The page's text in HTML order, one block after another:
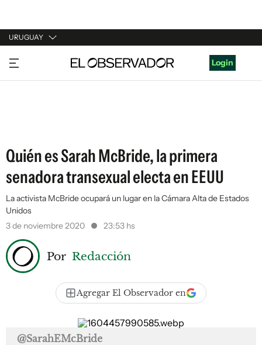
URUGUAY
URUGUAY
ARGENTINA
Login
Quién es Sarah McBride, la primera
senadora transexual electa en EEUU
La activista McBride ocupará un lugar en la Cámara Alta de Estados
Unidos
3 de noviembre 2020
23:53 hs
Por Redacción
Agregar El Observador en
@SarahEMcBride